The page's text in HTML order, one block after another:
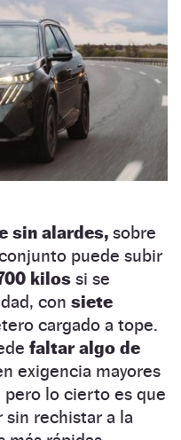
sin alardes, sobre
puede subir
kilos si se
con siete
cargado a tope.
faltar algo de
exigencia mayores
pero lo cierto es que
sin rechistar a la